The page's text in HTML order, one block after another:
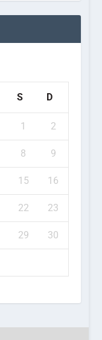
S D
1 2
8 9
15 16
22 23
29 30